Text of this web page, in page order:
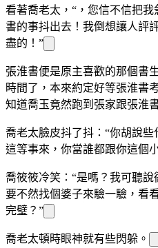
看著喬老太，“ ，您信不信把我
書的事抖出去！我倒想讓人評
盡的！”
張淮書便是原主喜歡的那個書
時間了，本來約定好等張淮書
知道喬玉竟然跑到張家跟張淮
喬老太臉皮抖了抖：“你胡說些
這等事來，你當誰都跟你這個
喬筱筱冷笑：“是嗎？我可聽
要不然找個婆子來驗一驗，看
完璧？”
喬老太頓時眼神就有些閃躲。